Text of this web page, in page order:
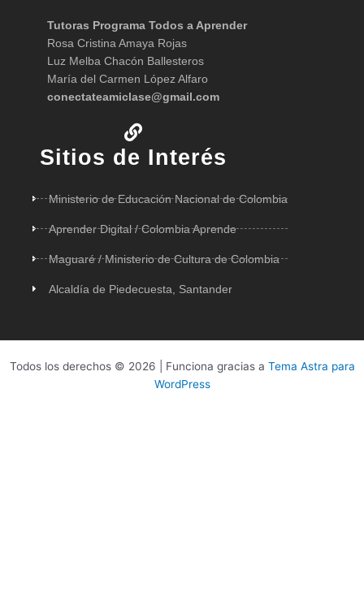
Tutoras Programa Todos a Aprender
Rosa Cristina Amaya Rojas
Luz Melba Chacón Ballesteros
María del Carmen López Alfaro
conectateamiclase@gmail.com
Sitios de Interés
Ministerio de Educación Nacional de Colombia
Aprender Digital / Colombia Aprende
Maguaré / Ministerio de Cultura de Colombia
Alcaldía de Piedecuesta, Santander
Todos los derechos © 2026 | Funciona gracias a Tema Astra para
WordPress